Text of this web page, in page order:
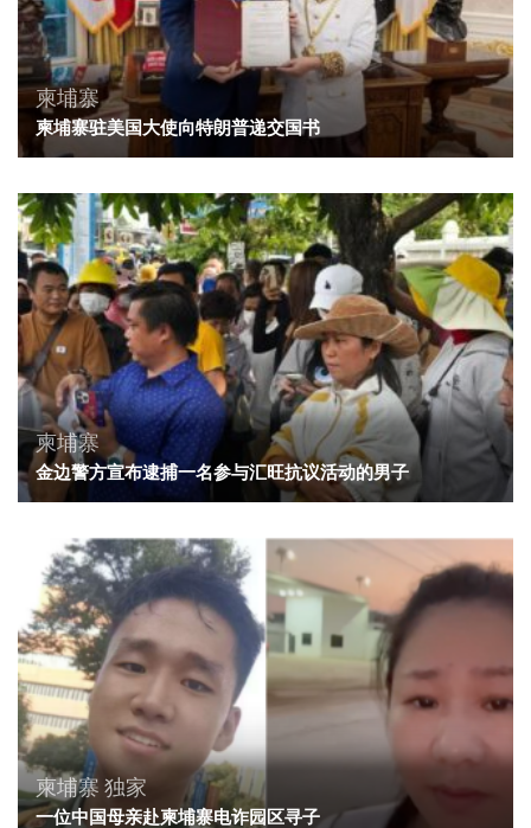
柬埔寨
柬埔寨驻美国大使向特朗普递交国书
柬埔寨
金边警方宣布逮捕一名参与汇旺抗议活动的男子
柬埔寨 独家
一位中国母亲赴柬埔寨电诈园区寻子